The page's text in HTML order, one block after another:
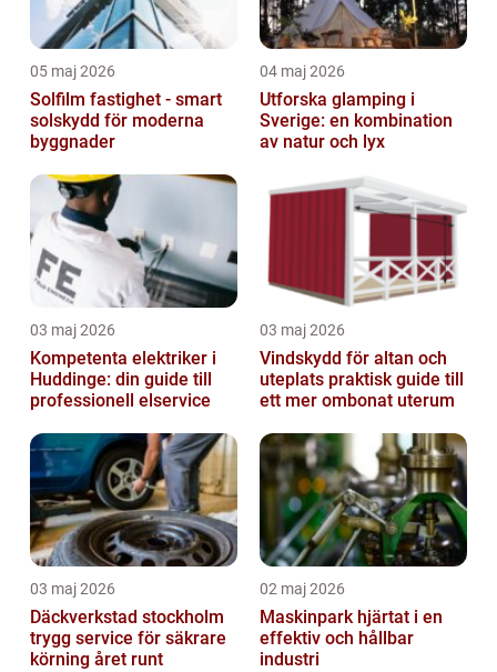
05 maj 2026
Solfilm fastighet - smart
solskydd för moderna
byggnader
04 maj 2026
Utforska glamping i
Sverige: en kombination
av natur och lyx
03 maj 2026
Kompetenta elektriker i
Huddinge: din guide till
professionell elservice
03 maj 2026
Vindskydd för altan och
uteplats praktisk guide till
ett mer ombonat uterum
03 maj 2026
Däckverkstad stockholm
trygg service för säkrare
körning året runt
02 maj 2026
Maskinpark hjärtat i en
effektiv och hållbar
industri